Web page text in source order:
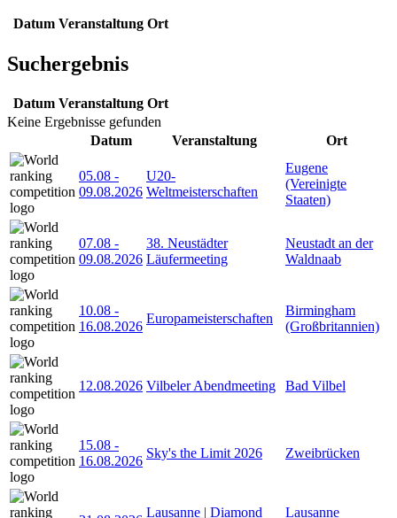
Datum Veranstaltung Ort
Suchergebnis
Datum Veranstaltung Ort
Keine Ergebnisse gefunden
Datum
Veranstaltung Ort
05.08 -
09.08.2026
U20-
Weltmeisterschaften
Eugene
(Vereinigte
Staaten)
07.08 -
09.08.2026
38. Neustädter
Läufermeeting
Neustadt an der
Waldnaab
10.08 -
16.08.2026
Europameisterschaften
Birmingham
(Großbritannien)
12.08.2026 Vilbeler Abendmeeting Bad Vilbel
15.08 -
16.08.2026
Sky's the Limit 2026 Zweibrücken
Lausanne | Diamond
Lausanne